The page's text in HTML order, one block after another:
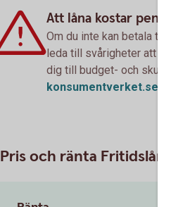
Att låna kostar
Om du inte kan betala
leda till svårigheter att få
dig till budget- och
konsumentverket.se
Pris och ränta Fritidslån